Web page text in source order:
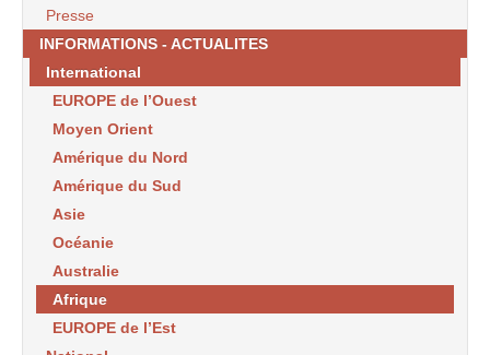
Presse
INFORMATIONS - ACTUALITES
International
EUROPE de l’Ouest
Moyen Orient
Amérique du Nord
Amérique du Sud
Asie
Océanie
Australie
Afrique
EUROPE de l’Est